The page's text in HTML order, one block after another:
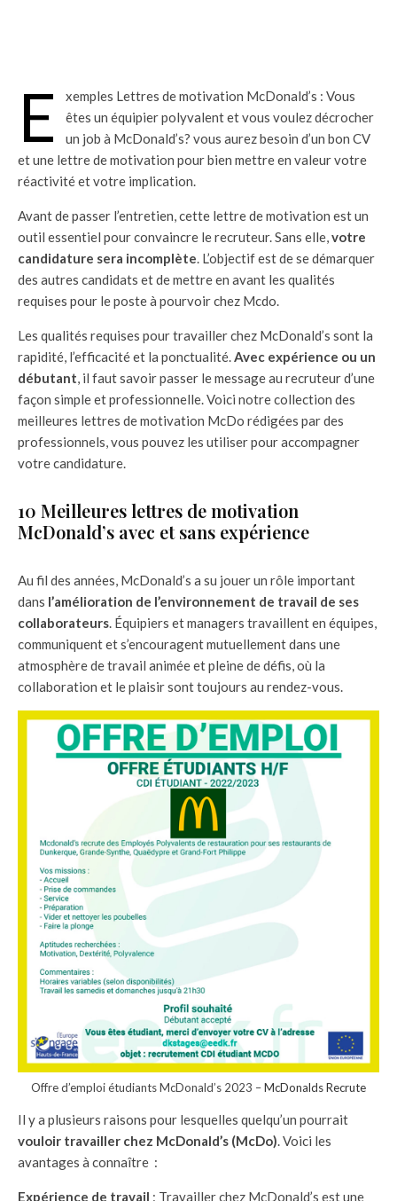
E
xemples Lettres de motivation McDonald’s : Vous
êtes un équipier polyvalent et vous voulez décrocher
un job à McDonald’s? vous aurez besoin d’un bon CV
et une lettre de motivation pour bien mettre en valeur votre
réactivité et votre implication.
Avant de passer l’entretien, cette lettre de motivation est un
outil essentiel pour convaincre le recruteur. Sans elle,votre
candidature sera incomplète. L’objectif est de se démarquer
des autres candidats et de mettre en avant les qualités
requises pour le poste à pourvoir chez Mcdo.
Les qualités requises pour travailler chez McDonald’s sont la
rapidité, l’efficacité et la ponctualité.Avec expérience ou un
débutant, il faut savoir passer le message au recruteur d’une
façon simple et professionnelle. Voici notre collection des
meilleures lettres de motivation McDo rédigées par des
professionnels, vous pouvez les utiliser pour accompagner
votre candidature.
10 Meilleures lettres de motivation
McDonald’s avec et sans expérience
Au fil des années, McDonald’s a su jouer un rôle important
dans l’amélioration de l’environnement de travail de ses
collaborateurs. Équipiers et managers travaillent en équipes,
communiquent et s’encouragent mutuellement dans une
atmosphère de travail animée et pleine de défis, où la
collaboration et le plaisir sont toujours au rendez-vous.
Offre d’emploi étudiants McDonald’s 2023 –McDonalds Recrute
Il y a plusieurs raisons pour lesquelles quelqu’un pourrait
vouloir travailler chez McDonald’s (McDo) . Voici les
avantages à connaître :
Expérience de travail : Travailler chez McDonald’s est une